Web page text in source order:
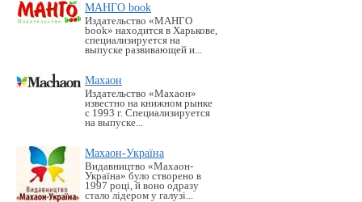
МАНГО book
Издательство «MАНГО
book» находится в Харькове,
специализируется на
выпуске развивающей и...
Махаон
Издательство «Махаон»
известно на книжном рынке
с 1993 г. Специализируется
на выпуске...
Махаон-Україна
Видавництво «Махаон-
Україна» було створено в
1997 році, й воно одразу
стало лідером у галузі...